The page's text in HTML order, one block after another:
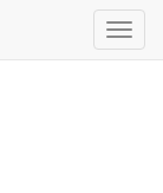
Toggle